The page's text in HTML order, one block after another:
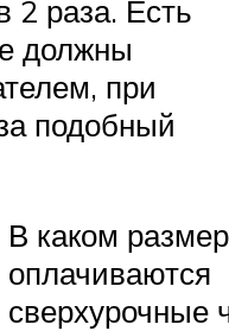
2 раза. Есть
должны
при
подобный
В каком
оплачиваются
сверхурочные